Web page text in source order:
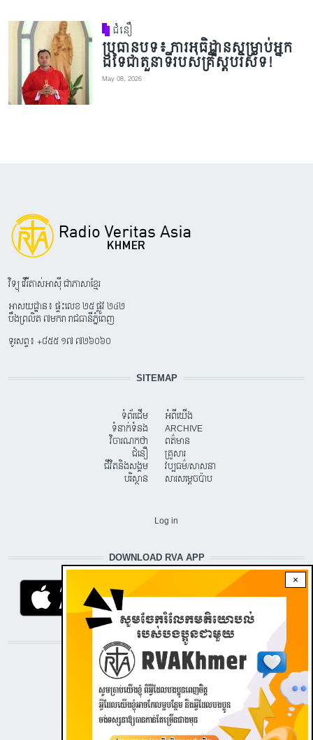
ជំនឿ
ប្រធានបទ៖ ការអធិដ្ឋានសម្រាប់អ្នក
ដទៃជាតួនាទីរបស់គ្រីស្តបរិស័ទ!​
May 08, 2026
×
វិទ្យុ វើរីតាស់អាស៊ី ជាភាសាខ្មែរ
អាសយដ្ឋាន៖ ផ្ទះលេខ ២៥ ផ្លូវ ២៤២
បឹងព្រលិត ៧មករា រាជធានីភ្នំពេញ
ទូរសព្ទ៖ +៨៥៥ ១៧ ៧២៦០៦០
SITEMAP
ទំព័រដើម
ទំនាក់ទំនង
វិចារណកថា
ជំនឿ
ជីវិតនិងសង្គម
បរិស្ថាន
អំពីយើង
ARCHIVE
ពត៌មាន
គ្រួសារ
វប្បធម៌/សាសនា
សារសម្តេចប៉ាប
Log in
DOWNLOAD RVA APP
STAY CONNECTED WITH US!